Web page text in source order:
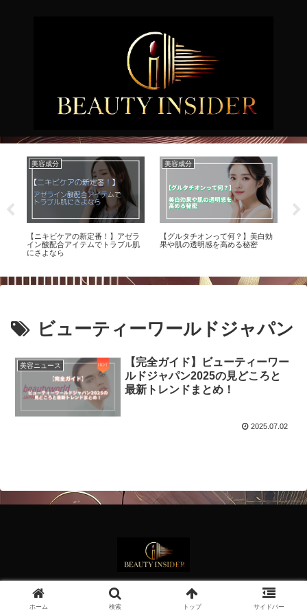
美容成分
【ニキビケアの新定番！】アゼラ
イン酸配合アイテムでトラブル肌
にさよなら
美容成分
【グルタチオンって何？】美白効
果や肌の透明感を高める秘密
ビューティーワールドジャパン
美容ニュース
【完全ガイド】ビューティーワー
ルドジャパン2025の見どころと
最新トレンドまとめ！
2025.07.02
© 2024 Beauty Insider.
ホーム 検索 トップ サイドバー